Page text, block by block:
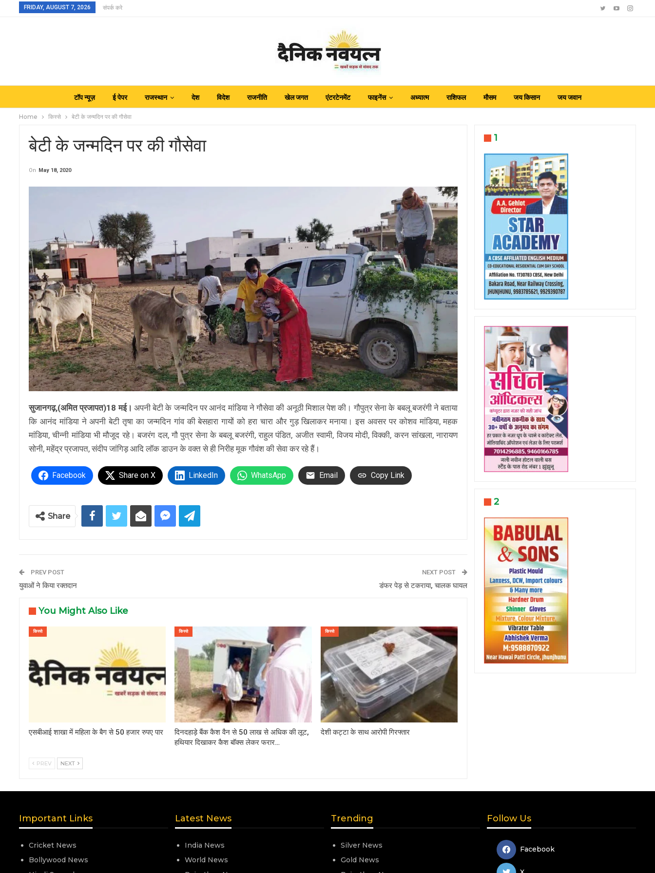
FRIDAY, AUGUST 7, 2026 संपर्क करे
टॉप न्यूज़ ई पेपर राजस्थान देश विदेश राजनीति खेल जगत एंटरटेनमेंट फाइनेंस अध्यात्म राशिफल मौसम जय किसान जय जवान
Home किस्से बेटी के जन्मदिन पर की गौसेवा
बेटी के जन्मदिन पर की गौसेवा
On May 18, 2020
सुजानगढ़,(अमित प्रजापत)18 मई। अपनी बेटी के जन्मदिन पर आनंद मांडिया ने गौसेवा की अनूठी मिशाल पेश की। गौपुत्र सेना के बबलू बजरंगी ने बताया
कि आनंद मांडिया ने अपनी बेटी तृषा का जन्मदिन गांव की बेसहारा गायों को हरा चारा और गुड़ खिलाकर मनाया। इस अवसर पर कोशव मांडिया, महक
मांडिया, चीन्नी मांडिया भी मौजूद रहे। बजरंग दल, गौ पुत्र सेना के बबलू बजरंगी, राहुल पंडित, अजीत स्वामी, विजय मोदी, विक्की, करन सांखला, नारायण
सोनी, महेंद्र प्रजापत, संदीप जांगिड़ आदि लॉक डाउन के वक्त से ही निरीह मूक गौवंश की सेवा कर रहे हैं।
Facebook Share on X LinkedIn WhatsApp Email Copy Link
Share
PREV POST
युवाओं ने किया रक्तदान
NEXT POST
डंफर पेड़ से टकराया, चालक घायल
You Might Also Like
किस्से
एसबीआई शाखा में महिला के बैग से 50 हजार रुपए पार
किस्से
दिनदहाड़े बैंक कैश वैन से 50 लाख से अधिक की लूट,
हथियार दिखाकर कैश बॉक्स लेकर फरार…
किस्से
देशी कट्टा के साथ आरोपी गिरफ्तार
PREV NEXT
1
2
Important Links
Cricket News
Bollywood News
Latest News
India News
World News
Trending
Silver News
Gold News
Follow Us
Facebook